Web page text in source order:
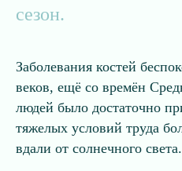
сезон.
Заболевания костей
веков, ещё со времён
людей было достаточно
тяжелых условий труда
вдали от солнечного света.